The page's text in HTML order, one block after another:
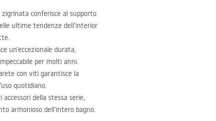
conferisce al supporto
ultime tendenze dell’interior
un’eccezionale durata,
per molti anni.
con viti garantisce la
quotidiano.
della stessa serie,
armonioso dell’intero bagno.